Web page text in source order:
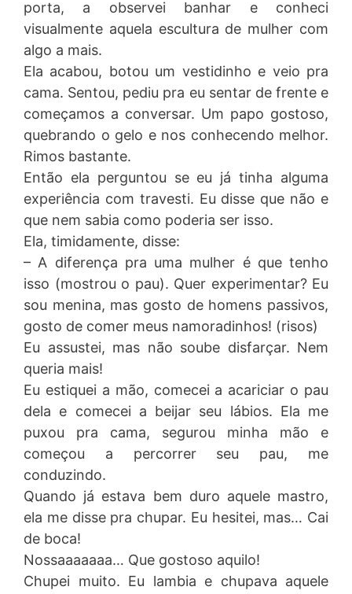
porta, a observei banhar e conheci
visualmente aquela escultura de mulher com
algo a mais.
Ela acabou, botou um vestidinho e veio pra
cama. Sentou, pediu pra eu sentar de frente e
começamos a conversar. Um papo gostoso,
quebrando o gelo e nos conhecendo melhor.
Rimos bastante.
Então ela perguntou se eu já tinha alguma
experiência com travesti. Eu disse que não e
que nem sabia como poderia ser isso.
Ela, timidamente, disse:
– A diferença pra uma mulher é que tenho
isso (mostrou o pau). Quer experimentar? Eu
sou menina, mas gosto de homens passivos,
gosto de comer meus namoradinhos! (risos)
Eu assustei, mas não soube disfarçar. Nem
queria mais!
Eu estiquei a mão, comecei a acariciar o pau
dela e comecei a beijar seu lábios. Ela me
puxou pra cama, segurou minha mão e
começou a percorrer seu pau, me
conduzindo.
Quando já estava bem duro aquele mastro,
ela me disse pra chupar. Eu hesitei, mas… Cai
de boca!
Nossaaaaaaa… Que gostoso aquilo!
Chupei muito. Eu lambia e chupava aquele